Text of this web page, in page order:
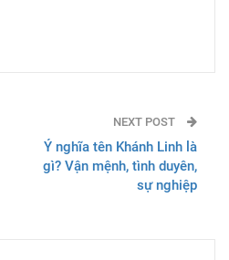
NEXT POST
Ý nghĩa tên Khánh Linh là
gì? Vận mệnh, tình duyên,
sự nghiệp